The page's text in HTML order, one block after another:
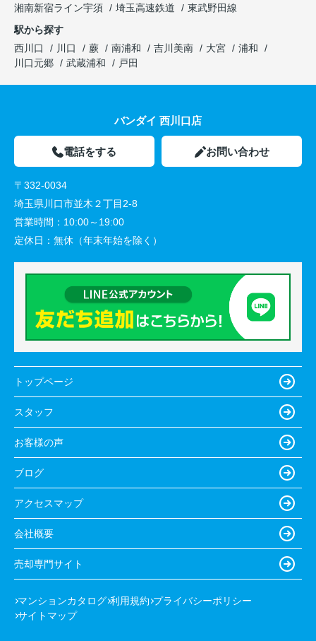
湘南新宿ライン宇須
埼玉高速鉄道
東武野田線
駅から探す
西川口
川口 蕨 南浦和 吉川美南 大宮
浦和
川口元郷
武蔵浦和 戸田
バンダイ 西川口店
電話をする お問い合わせ
〒332-0034
埼玉県川口市並木２丁目2-8
営業時間： 10:00～19:00
定休日： 無休（年末年始を除く）
トップページ
スタッフ
お客様の声
ブログ
アクセスマップ
会社概要
売却専門サイト
マンションカタログ 利用規約 プライバシーポリシー
サイトマップ